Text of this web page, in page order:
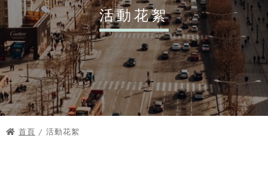
活動花絮
首頁 / 活動花絮